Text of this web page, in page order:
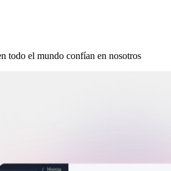
todo el mundo confían en nosotros